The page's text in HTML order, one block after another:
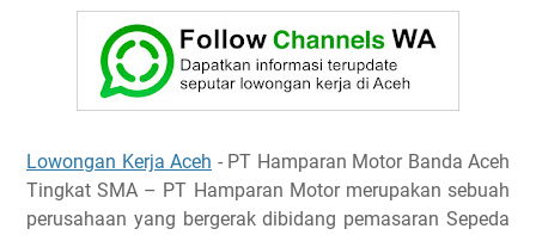
Lowongan Kerja Aceh - PT Hamparan Motor Banda Aceh
Tingkat SMA – PT Hamparan Motor merupakan sebuah
perusahaan yang bergerak dibidang pemasaran Sepeda